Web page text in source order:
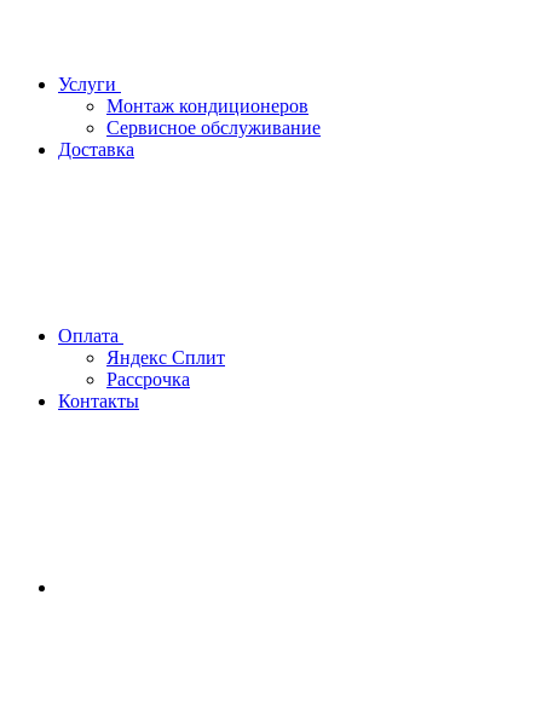
Услуги
Монтаж кондиционеров
Сервисное обслуживание
Доставка
Оплата
Яндекс Сплит
Рассрочка
Контакты